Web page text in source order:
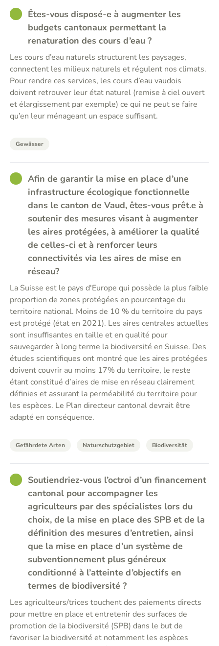
GOODÊtes-vous disposé-e à augmenter les
budgets cantonaux permettant la
renaturation des cours d’eau ?
Les cours d’eau naturels structurent les paysages,
connectent les milieux naturels et régulent nos climats.
Pour rendre ces services, les cours d’eau vaudois
doivent retrouver leur état naturel (remise à ciel ouvert
et élargissement par exemple) ce qui ne peut se faire
qu’en leur ménageant un espace suffisant.
Gewässer
GOODAfin de garantir la mise en place d’une
infrastructure écologique fonctionnelle
dans le canton de Vaud, êtes-vous prêt.e à
soutenir des mesures visant à augmenter
les aires protégées, à améliorer la qualité
de celles-ci et à renforcer leurs
connectivités via les aires de mise en
réseau?
La Suisse est le pays d'Europe qui possède la plus faible
proportion de zones protégées en pourcentage du
territoire national. Moins de 10 % du territoire du pays
est protégé (état en 2021). Les aires centrales actuelles
sont insuffisantes en taille et en qualité pour
sauvegarder à long terme la biodiversité en Suisse. Des
études scientifiques ont montré que les aires protégées
doivent couvrir au moins 17% du territoire, le reste
étant constitué d’aires de mise en réseau clairement
définies et assurant la perméabilité du territoire pour
les espèces. Le Plan directeur cantonal devrait être
adapté en conséquence.
Gefährdete Arten Naturschutzgebiet Biodiversität
GOODSoutiendriez-vous l’octroi d’un financement
cantonal pour accompagner les
agriculteurs par des spécialistes lors du
choix, de la mise en place des SPB et de la
définition des mesures d’entretien, ainsi
que la mise en place d’un système de
subventionnement plus généreux
conditionné à l’atteinte d’objectifs en
termes de biodiversité ?
Les agriculteurs/trices touchent des paiements directs
pour mettre en place et entretenir des surfaces de
promotion de la biodiversité (SPB) dans le but de
favoriser la biodiversité et notamment les espèces